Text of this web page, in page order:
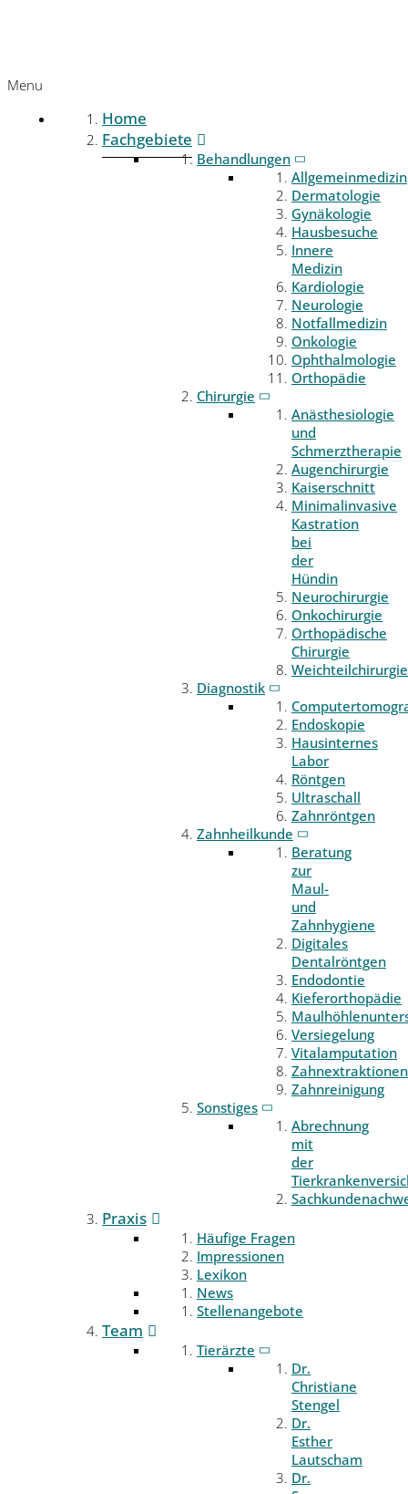
Menu
Home
Fachgebiete
Behandlungen
Allgemeinmedizin
Dermatologie
Gynäkologie
Hausbesuche
Innere
Medizin
Kardiologie
Neurologie
Notfallmedizin
Onkologie
Ophthalmologie
Orthopädie
Chirurgie
Anästhesiologie
und
Schmerztherapie
Augenchirurgie
Kaiserschnitt
Minimalinvasive
Kastration
bei
der
Hündin
Neurochirurgie
Onkochirurgie
Orthopädische
Chirurgie
Weichteilchirurgie
Diagnostik
Endoskopie
Hausinternes
Labor
Röntgen
Ultraschall
Zahnröntgen
Zahnheilkunde
Beratung
zur
Maul-
und
Zahnhygiene
Digitales
Dentalröntgen
Endodontie
Kieferorthopädie
Versiegelung
Vitalamputation
Zahnextraktionen
Zahnreinigung
Sonstiges
Abrechnung
mit
der
Praxis
Häufige Fragen
Impressionen
Lexikon
News
Stellenangebote
Team
Tierärzte
Dr.
Christiane
Stengel
Dr.
Esther
Lautscham
Dr.